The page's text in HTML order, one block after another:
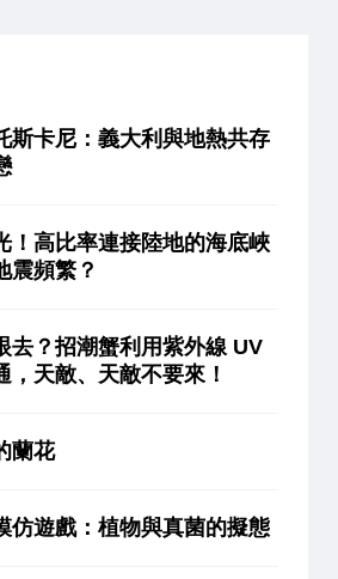
斯卡尼：義大利與地熱共存
！高比率連接陸地的海底峽
震頻繁？
去？招潮蟹利用紫外線 UV
，天敵、天敵不要來！
蘭花
仿遊戲：植物與真菌的擬態